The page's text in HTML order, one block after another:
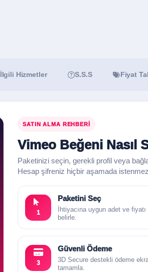
İlgili Hizmetler S.S.S Fiyat
SATIN ALMA REHBERI
Vimeo Beğeni Nasıl
Paketinizi seçin, gerekli profil veya
Hesap şifreniz hiçbir aşamada
1
Paketini Seç
İhtiyacına uygun adet ve
belirle.
3
Güvenli Ödeme
3D Secure destekli ödeme
tamamla.